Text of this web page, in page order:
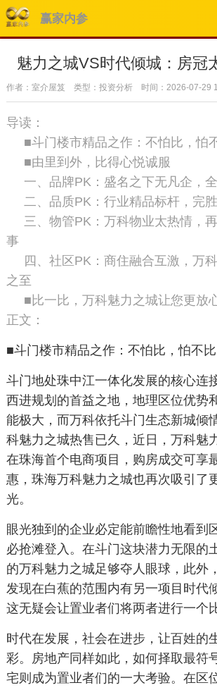
赢家内参
魅力之城VS时代倾城：房冠
作者：室介屋笈 类型：投资分析 时间：2026-07-29
导读：
■斗门楼市精品之作：不怕比，怕
■由里到外，比得心悦诚服
一、品牌PK：盛名之下无凡企，
二、品质PK：行业精品标杆，完
三、物管PK：万科物业太热情，
事
四、社区PK：商住融合互激，万
之至
■比一比，万科魅力之城让您更放
正文：
■斗门楼市精品之作：不怕比，怕不
斗门地处珠中江一体化发展的核心连
西进规划的首益之地，地理区位优势
能极大，而万科依托斗门生态新城倾
科魅力之城热售已久，近日，万科魅
在珠海首个电商项目，购房成交可享
惠，珠海万科魅力之城也再次吸引了
光。
眼光独到的企业必定能前瞻性地看到
必抢滩登入。在斗门这块潜力无限的
的万科魅力之城足够夺人眼球，此外
发现在白蕉的范围内有另一项目时代
这无疑会让置业者们将两者进行一个
时代在发展，社会在进步，让百姓的
彩。房地产同样如此，如何择取最符
宅则成为置业者们的一大考验。在区